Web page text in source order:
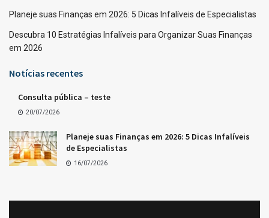
Planeje suas Finanças em 2026: 5 Dicas Infalíveis de Especialistas
Descubra 10 Estratégias Infalíveis para Organizar Suas Finanças
em 2026
Notícias recentes
Consulta pública – teste
20/07/2026
Planeje suas Finanças em 2026: 5 Dicas Infalíveis
de Especialistas
16/07/2026